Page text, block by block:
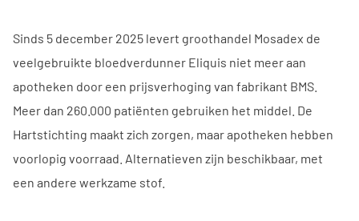
Sinds 5 december 2025 levert groothandel Mosadex de
veelgebruikte bloedverdunner Eliquis niet meer aan
apotheken door een prijsverhoging van fabrikant BMS.
Meer dan 260.000 patiënten gebruiken het middel. De
Hartstichting maakt zich zorgen, maar apotheken hebben
voorlopig voorraad. Alternatieven zijn beschikbaar, met
een andere werkzame stof.